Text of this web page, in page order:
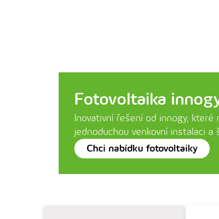
Fotovoltaika
Inovativní řešení od innogy, které
jednoduchou venkovní instalaci a
Chci nabídku fotovoltaiky